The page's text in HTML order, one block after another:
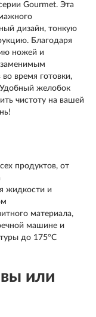
Gourmet. Эта
дизайн, тонкую
Благодаря
ножей и
время готовки,
желобок
чистоту на вашей
продуктов, от
жидкости и
материала,
машине и
до 175°C
или